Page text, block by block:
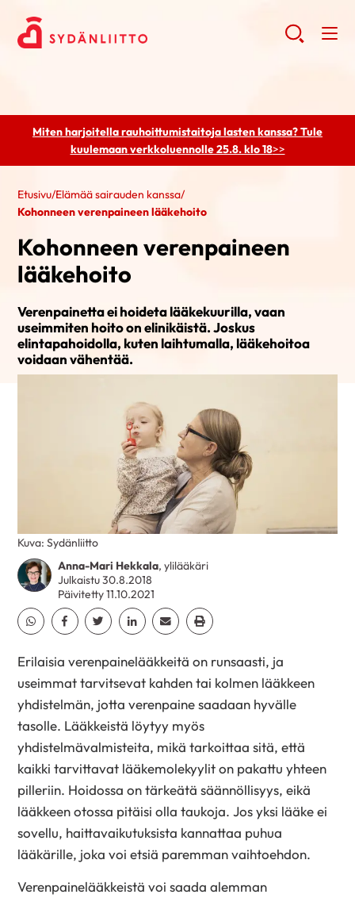
Miten harjoitella rauhoittumistaitoja lasten kanssa? Tule
kuulemaanverkkoluennolle 25.8. klo 18>>
Etusivu/Elämää sairauden kanssa/
Kohonneen verenpaineen lääkehoito
Kohonneen verenpaineen
lääkehoito
Verenpainetta ei hoideta lääkekuurilla, vaan
useimmiten hoito on elinikäistä. Joskus
elintapahoidolla, kuten laihtumalla, lääkehoitoa
voidaan vähentää.
Anna-Mari Hekkala, ylilääkäri
Julkaistu 30.8.2018
Päivitetty 11.10.2021
Jaa Whatsapp
Jaa Facebook
Jaa TwitterJaa Linkedin
Jaa EmailJaa Print
Kuva: Sydänliitto
Erilaisia verenpainelääkkeitä on runsaasti, ja
useimmat tarvitsevat kahden tai kolmen lääkkeen
yhdistelmän, jotta verenpaine saadaan hyvälle
tasolle. Lääkkeistä löytyy myös
yhdistelmävalmisteita, mikä tarkoittaa sitä, että
kaikki tarvittavat lääkemolekyylit on pakattu yhteen
pilleriin. Hoidossa on tärkeätä säännöllisyys, eikä
lääkkeen otossa pitäisi olla taukoja. Jos yksi lääke ei
sovellu, haittavaikutuksista kannattaa puhua
lääkärille, joka voi etsiä paremman vaihtoehdon.
Verenpainelääkkeistä voi saada alemman